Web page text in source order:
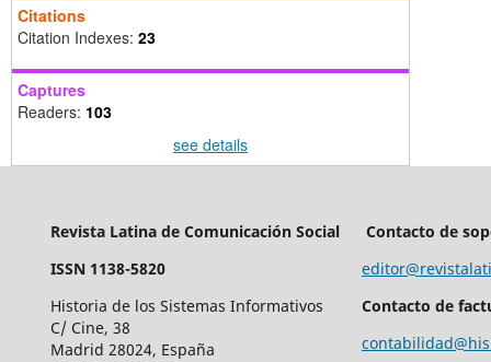
Citations
Citation Indexes: 23
Captures
Readers: 103
see details
Revista Latina de Comunicación Social
ISSN 1138-5820
Historia de los Sistemas Informativos
C/ Cine, 38
Madrid 28024, España
Contacto de
Contacto de